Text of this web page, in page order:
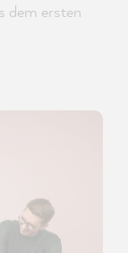
dem ersten